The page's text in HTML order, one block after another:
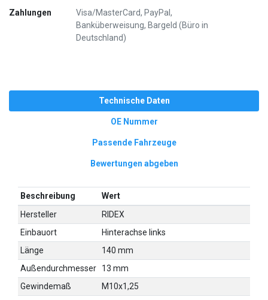
Zahlungen
Visa/MasterCard, PayPal,
Banküberweisung, Bargeld (Büro in
Deutschland)
Technische Daten
OE Nummer
Passende Fahrzeuge
Bewertungen abgeben
Beschreibung
Wert
Hersteller
RIDEX
Einbauort
Hinterachse links
Länge
140 mm
Außendurchmesser
13 mm
Gewindemaß
M10x1,25